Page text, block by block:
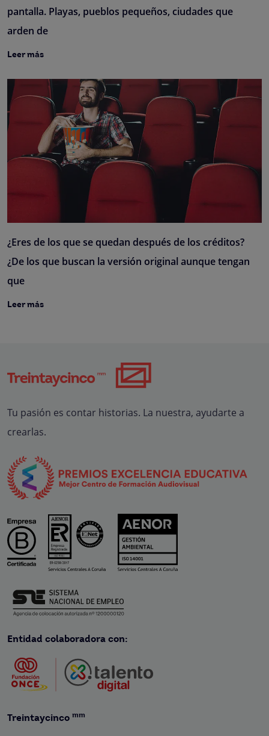
pantalla. Playas, pueblos pequeños, ciudades que
arden de
Leer más
¿Eres de los que se quedan después de los créditos?
¿De los que buscan la versión original aunque tengan
que
Leer más
Tu pasión es contar historias. La nuestra, ayudarte a
crearlas.
Entidad colaboradora con:
Treintaycinco mm